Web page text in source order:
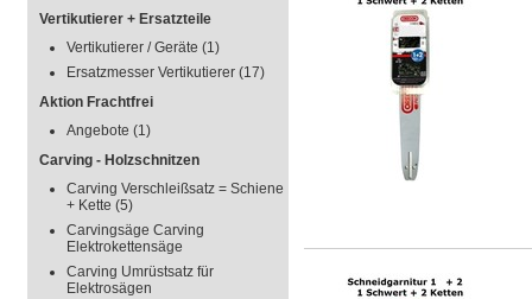
Vertikutierer + Ersatzteile
Vertikutierer / Geräte (1)
Ersatzmesser Vertikutierer (17)
Aktion Frachtfrei
Angebote (1)
Carving - Holzschnitzen
Carving Verschleißsatz = Schiene
+ Kette (5)
Carvingsäge Carving
Elektrokettensäge
Carving Umrüstsatz für
Elektrosägen